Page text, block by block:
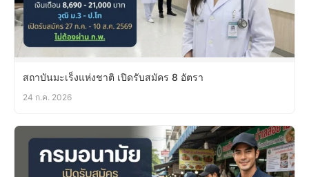
สถาบันมะเร็งแห่งชาติ เปิดรับสมัคร 8 อัตรา
24 ก.ค. 2026